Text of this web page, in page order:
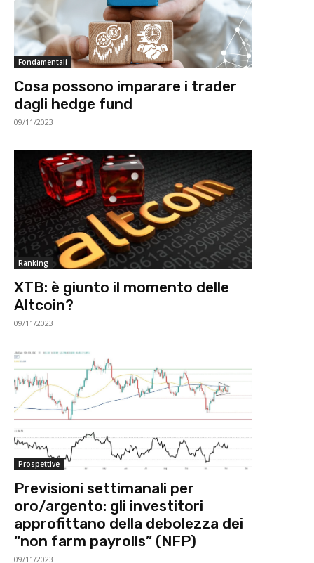
Fondamentali
Cosa possono imparare i trader
dagli hedge fund
09/11/2023
Ranking
XTB: è giunto il momento delle
Altcoin?
09/11/2023
Prospettive
Previsioni settimanali per
oro/argento: gli investitori
approfittano della debolezza dei
“non farm payrolls” (NFP)
09/11/2023